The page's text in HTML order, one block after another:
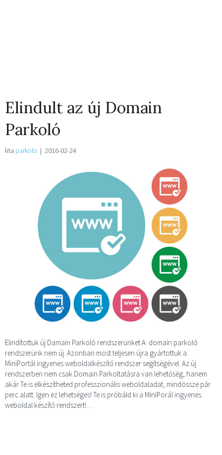
Elindult az új Domain
Parkoló
Írta parkolo | 2016-02-24
Elindítottuk új Damain Parkoló rendszerünket A domain parkoló
rendszerünk nem új. Azonban most teljesen újra gyártottuk a
MiniPortál ingyenes weboldalkészítő rendszer segítségével. Az új
rendszerben nem csak Domain Parkoltatásra van lehetőség, hanem
akár Te is elkészítheted professzionális weboldaladat, mindössze pár
perc alatt. Igen ez lehetséges! Te is próbáld ki a MiniPorál ingyenes
weboldal készítő rendszert!…